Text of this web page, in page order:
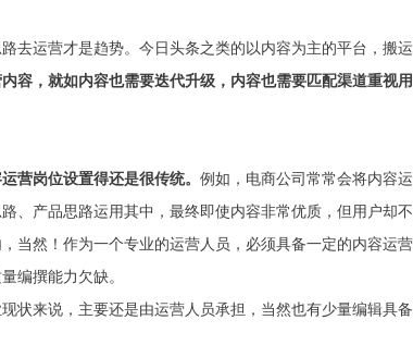
去运营才是趋势。今日头条之类的以内容为主的平台，搬
容，就如内容也需要迭代升级，内容也需要匹配渠道重视
营岗位设置得还是很传统。 例如，电商公司常常会将内容
、产品思路运用其中，最终即使内容非常优质，但用户却不
当然！作为一个专业的运营人员，必须具备一定的内容运
编撰能力欠缺。
现状来说，主要还是由运营人员承担，当然也有少量编辑具